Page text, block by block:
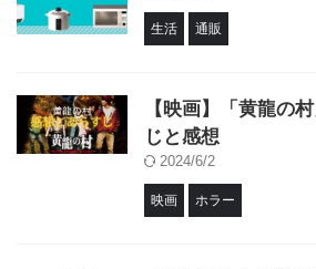
生活 通販
【映画】「黄龍の
じと感想
2024/6/2
映画 ホラー